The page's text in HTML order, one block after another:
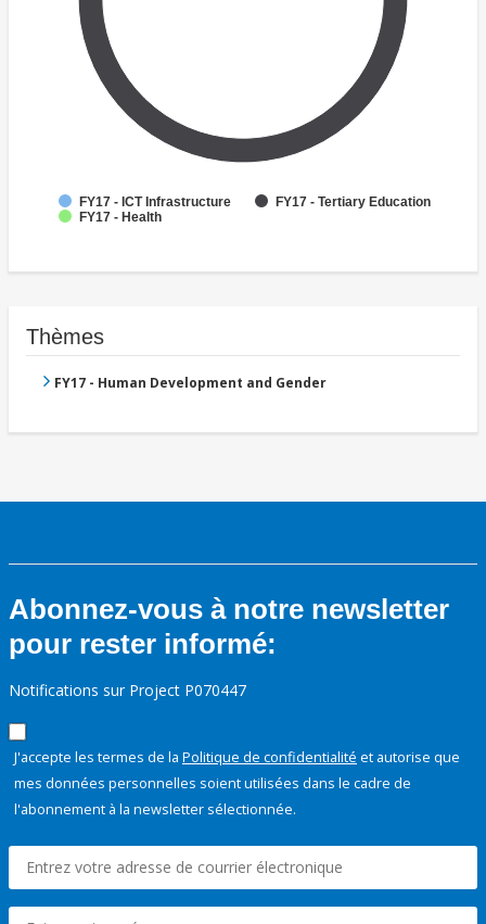
FY17 - ICT Infrastructure
FY17 - Tertiary Education
FY17 - Health
Thèmes
FY17 - Human Development and Gender
Abonnez-vous à notre newsletter
pour rester informé:
Notifications sur Project P070447
J'accepte les termes de la Politique de confidentialité et autorise que
mes données personnelles soient utilisées dans le cadre de
l'abonnement à la newsletter sélectionnée.